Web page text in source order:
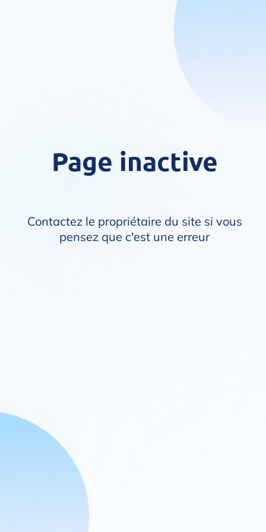
Page inactive
Contactez le propriétaire du site si vous
pensez que c'est une erreur